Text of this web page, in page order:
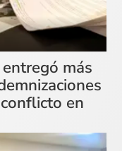
más
en